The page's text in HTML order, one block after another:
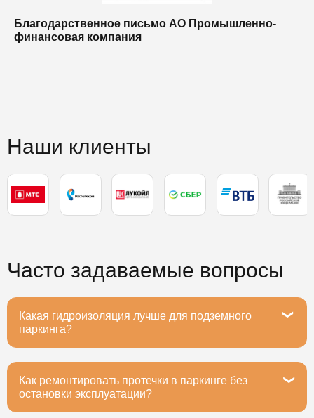
Благодарственное письмо АО Промышленно-
финансовая компания
Наши клиенты
Часто задаваемые вопросы
Какая гидроизоляция лучше для подземного
паркинга?
Рекомендуем полимочевину или ПВХ-мембраны -
они выдерживают вибрацию от машин, устойчивы к
маслам и реагентам. Срок службы 20+ лет при
Как ремонтировать протечки в паркинге без
остановки эксплуатации?